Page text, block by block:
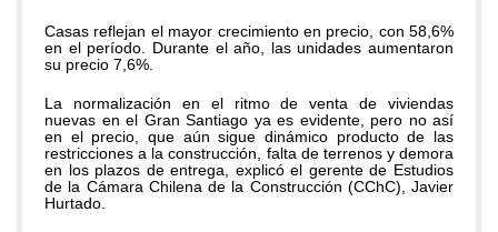
Casas reflejan el mayor crecimiento en precio, con 58,6%
en el período. Durante el año, las unidades aumentaron
su precio 7,6%.
La normalización en el ritmo de venta de viviendas
nuevas en el Gran Santiago ya es evidente, pero no así
en el precio, que aún sigue dinámico producto de las
restricciones a la construcción, falta de terrenos y demora
en los plazos de entrega, explicó el gerente de Estudios
de la Cámara Chilena de la Construcción (CChC), Javier
Hurtado.